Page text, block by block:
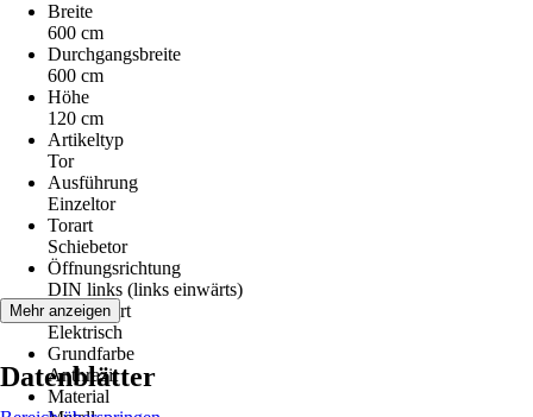
Breite
600 cm
Durchgangsbreite
600 cm
Höhe
120 cm
Artikeltyp
Tor
Ausführung
Einzeltor
Torart
Schiebetor
Öffnungsrichtung
DIN links (links einwärts)
Antriebsart
Elektrisch
Grundfarbe
Anthrazit
Material
Mehr anzeigen
Datenblätter